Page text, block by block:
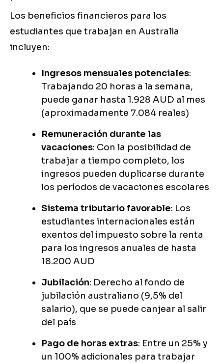
Los beneficios financieros para los
estudiantes que trabajan en Australia
incluyen:
Ingresos mensuales potenciales:
Trabajando 20 horas a la semana,
puede ganar hasta 1.928 AUD al mes
(aproximadamente 7.084 reales)
Remuneración durante las
vacaciones: Con la posibilidad de
trabajar a tiempo completo, los
ingresos pueden duplicarse durante
los períodos de vacaciones escolares
Sistema tributario favorable: Los
estudiantes internacionales están
exentos del impuesto sobre la renta
para los ingresos anuales de hasta
18.200 AUD
Jubilación: Derecho al fondo de
jubilación australiano (9,5% del
salario), que se puede canjear al salir
del país
Pago de horas extras: Entre un 25% y
un 100% adicionales para trabajar